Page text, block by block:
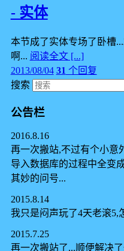
- 实体
本节成了实体专场了卧槽
啊... 阅读全文 [...]
2013/08/04 31 个回复
搜索
公告栏
2016.8.16
再一次搬站,不过有个小意
导入数据库的过程中全变
其妙的问号...
2015.8.14
我只是闷声玩了4天老滚5,
2015.7.25
再一次搬站了...顺便解决